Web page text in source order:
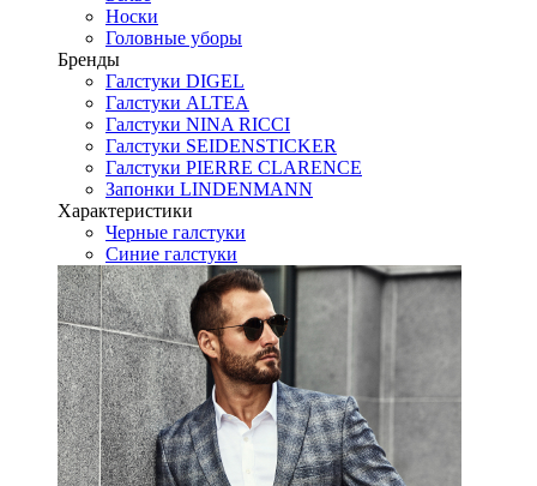
Носки
Головные уборы
Бренды
Галстуки DIGEL
Галстуки ALTEA
Галстуки NINA RICCI
Галстуки SEIDENSTICKER
Галстуки PIERRE CLARENCE
Запонки LINDENMANN
Характеристики
Черные галстуки
Синие галстуки